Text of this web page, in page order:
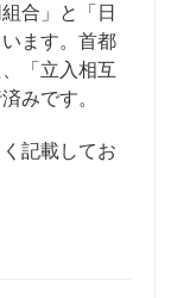
合」と「日
ます。首都
「立入相互
みです。
く記載してお